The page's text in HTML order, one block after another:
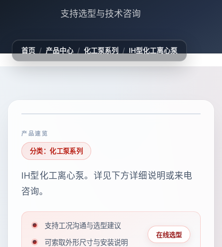
支持选型与技术咨询
首页 / 产品中心 / 化工泵系列 / IH型化工离心泵
产品速览
分类：化工泵系列
IH型化工离心泵。详见下方详细说明或来电
咨询。
支持工况沟通与选型建议
可索取外形尺寸与安装说明
在线选型